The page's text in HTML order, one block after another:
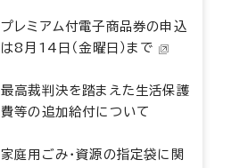
プレミアム付電子商品券の申込
は8月14日（金曜日）まで
最高裁判決を踏まえた生活保護
費等の追加給付について
家庭用ごみ・資源の指定袋に関